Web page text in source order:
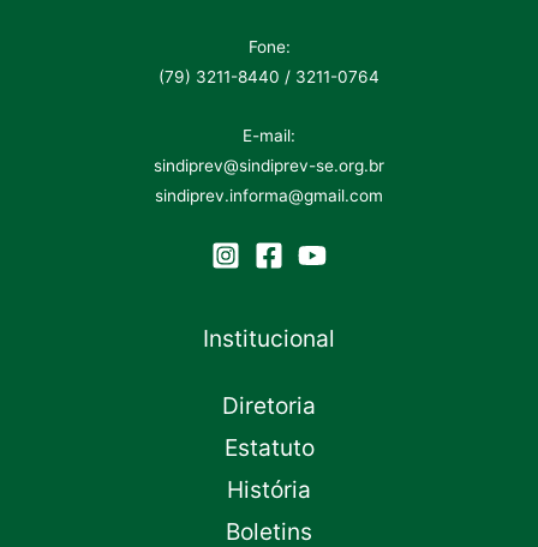
Fone:
(79) 3211-8440 / 3211-0764
E-mail:
sindiprev@sindiprev-se.org.br
sindiprev.informa@gmail.com
Institucional
Diretoria
Estatuto
História
Boletins